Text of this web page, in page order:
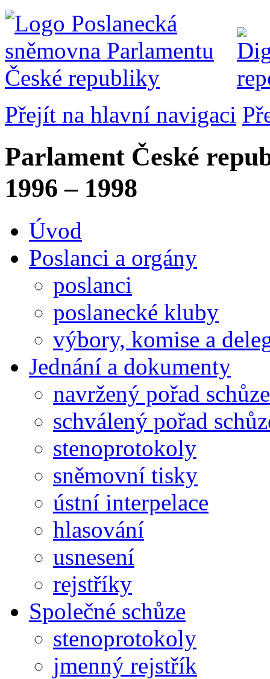
Přejít na hlavní navigaci
Parlament České
1996 – 1998
Úvod
Poslanci a orgány
poslanci
poslanecké kluby
výbory, komise a
Jednání a dokumenty
navržený pořad schůze
schválený pořad
stenoprotokoly
sněmovní tisky
ústní interpelace
hlasování
usnesení
rejstříky
Společné schůze
stenoprotokoly
jmenný rejstřík